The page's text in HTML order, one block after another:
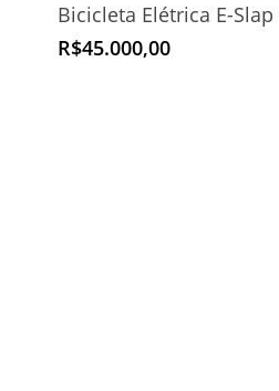
Bicicleta Elétrica E-
R$45.000,00